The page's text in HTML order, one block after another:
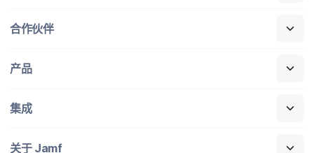
合作​伙伴
产品
集成
关于Jamf